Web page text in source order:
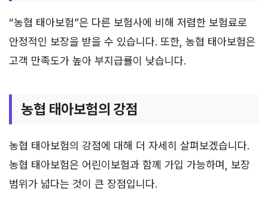
“농협 태아보험”은 다른 보험사에 비해 저렴한 보험료로
안정적인 보장을 받을 수 있습니다. 또한, 농협 태아보험은
고객 만족도가 높아 부지급률이 낮습니다.
농협 태아보험의 강점
농협 태아보험의 강점에 대해 더 자세히 살펴보겠습니다.
농협 태아보험은 어린이보험과 함께 가입 가능하며, 보장
범위가 넓다는 것이 큰 장점입니다.